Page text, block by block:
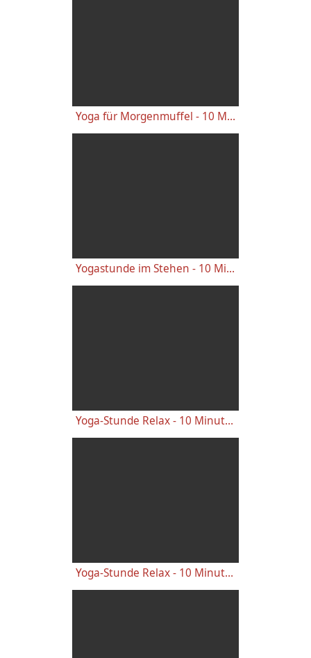
Yoga für Morgenmuffel - 10 Minuten Faszienyoga mit Patrik | Yoga Vidya
Yogastunde im Stehen - 10 Minuten
Yoga-Stunde Relax - 10 Minuten entspannendes Yoga
Yoga-Stunde Relax - 10 Minuten entspannendes Yoga